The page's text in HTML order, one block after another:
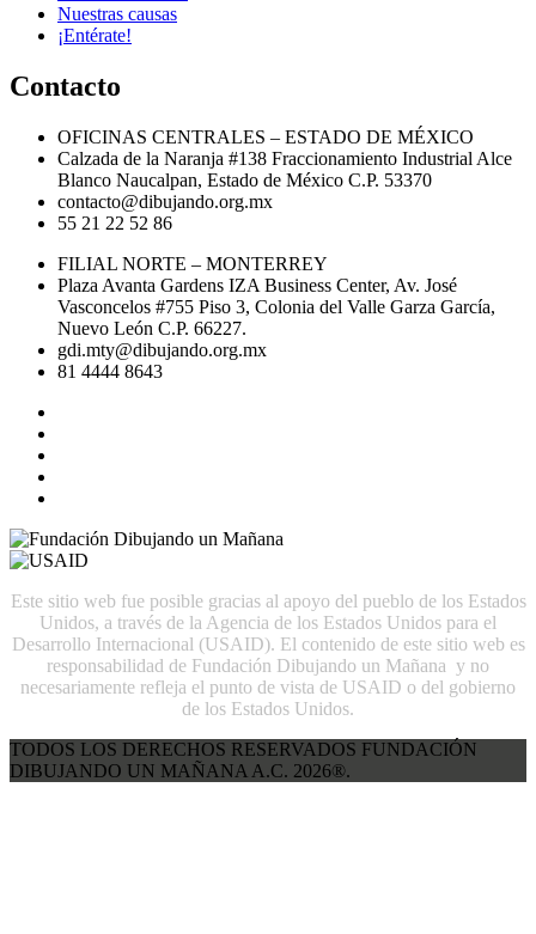
Nuestras causas
¡Entérate!
Contacto
OFICINAS CENTRALES – ESTADO DE MÉXICO
Calzada de la Naranja #138 Fraccionamiento Industrial Alce
Blanco Naucalpan, Estado de México C.P. 53370
contacto@dibujando.org.mx
55 21 22 52 86
FILIAL NORTE – MONTERREY
Plaza Avanta Gardens IZA Business Center, Av. José
Vasconcelos #755 Piso 3, Colonia del Valle Garza García,
Nuevo León C.P. 66227.
gdi.mty@dibujando.org.mx
81 4444 8643
Este sitio web fue posible gracias al apoyo del pueblo de los Estados
Unidos, a través de la Agencia de los Estados Unidos para el
Desarrollo Internacional (USAID). El contenido de este sitio web es
responsabilidad de Fundación Dibujando un Mañana y no
necesariamente refleja el punto de vista de USAID o del gobierno
de los Estados Unidos.
TODOS LOS DERECHOS RESERVADOS FUNDACIÓN
DIBUJANDO UN MAÑANA A.C. 2026®.